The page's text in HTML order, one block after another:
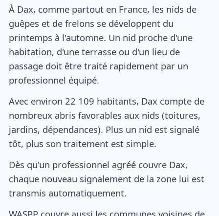
À Dax, comme partout en France, les nids de
guêpes et de frelons se développent du
printemps à l'automne. Un nid proche d'une
habitation, d'une terrasse ou d'un lieu de
passage doit être traité rapidement par un
professionnel équipé.
Avec environ 22 109 habitants, Dax compte de
nombreux abris favorables aux nids (toitures,
jardins, dépendances). Plus un nid est signalé
tôt, plus son traitement est simple.
Dès qu'un professionnel agréé couvre Dax,
chaque nouveau signalement de la zone lui est
transmis automatiquement.